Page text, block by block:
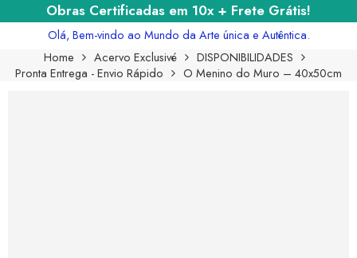
Obras Certificadas em 10x + Frete Grátis!
Olá, Bem-vindo ao Mundo da Arte única e Autêntica.
Home
Acervo Exclusivé
DISPONIBILIDADES
Pronta Entrega - Envio Rápido
O Menino do Muro – 40x50cm